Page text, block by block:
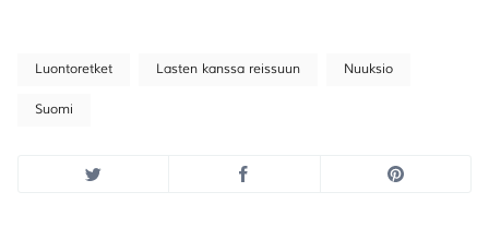
Luontoretket Lasten kanssa reissuun Nuuksio
Suomi